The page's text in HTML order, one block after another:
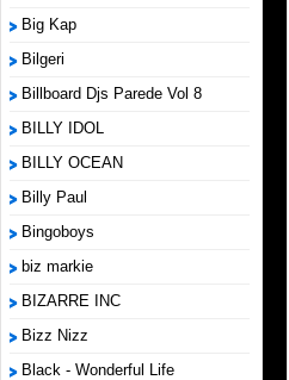
Big Kap
Bilgeri
Billboard Djs Parede Vol 8
BILLY IDOL
BILLY OCEAN
Billy Paul
Bingoboys
biz markie
BIZARRE INC
Bizz Nizz
Black - Wonderful Life